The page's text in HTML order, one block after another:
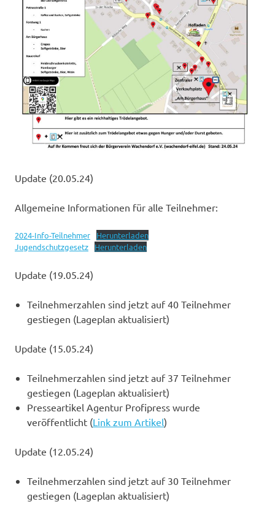
Update (20.05.24)
Allgemeine Informationen für alle Teilnehmer:
2024-Info-Teilnehmer
Herunterladen
Jugendschutzgesetz
Herunterladen
Update (19.05.24)
Teilnehmerzahlen sind jetzt auf 40 Teilnehmer
gestiegen (Lageplan aktualisiert)
Update (15.05.24)
Teilnehmerzahlen sind jetzt auf 37 Teilnehmer
gestiegen (Lageplan aktualisiert)
Presseartikel Agentur Profipress wurde
veröffentlicht (Link zum Artikel)
Update (12.05.24)
Teilnehmerzahlen sind jetzt auf 30 Teilnehmer
gestiegen (Lageplan aktualisiert)